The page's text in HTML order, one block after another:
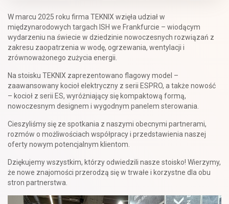
W marcu 2025 roku firma TEKNIX wzięła udział w
międzynarodowych targach ISH we Frankfurcie – wiodącym
wydarzeniu na świecie w dziedzinie nowoczesnych rozwiązań z
zakresu zaopatrzenia w wodę, ogrzewania, wentylacji i
zrównoważonego zużycia energii.
Na stoisku TEKNIX zaprezentowano flagowy model –
zaawansowany kocioł elektryczny z serii ESPRO, a także nowość
– kocioł z serii ES, wyróżniający się kompaktową formą,
nowoczesnym designem i wygodnym panelem sterowania.
Cieszyliśmy się ze spotkania z naszymi obecnymi partnerami,
rozmów o możliwościach współpracy i przedstawienia naszej
oferty nowym potencjalnym klientom.
Dziękujemy wszystkim, którzy odwiedzili nasze stoisko! Wierzymy,
że nowe znajomości przerodzą się w trwałe i korzystne dla obu
stron partnerstwa.